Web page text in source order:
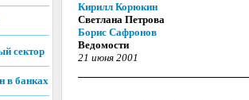
сектор
в банках
Кирилл Корюкин
Светлана Петрова
Борис Сафронов
Ведомости
21 июня 2001